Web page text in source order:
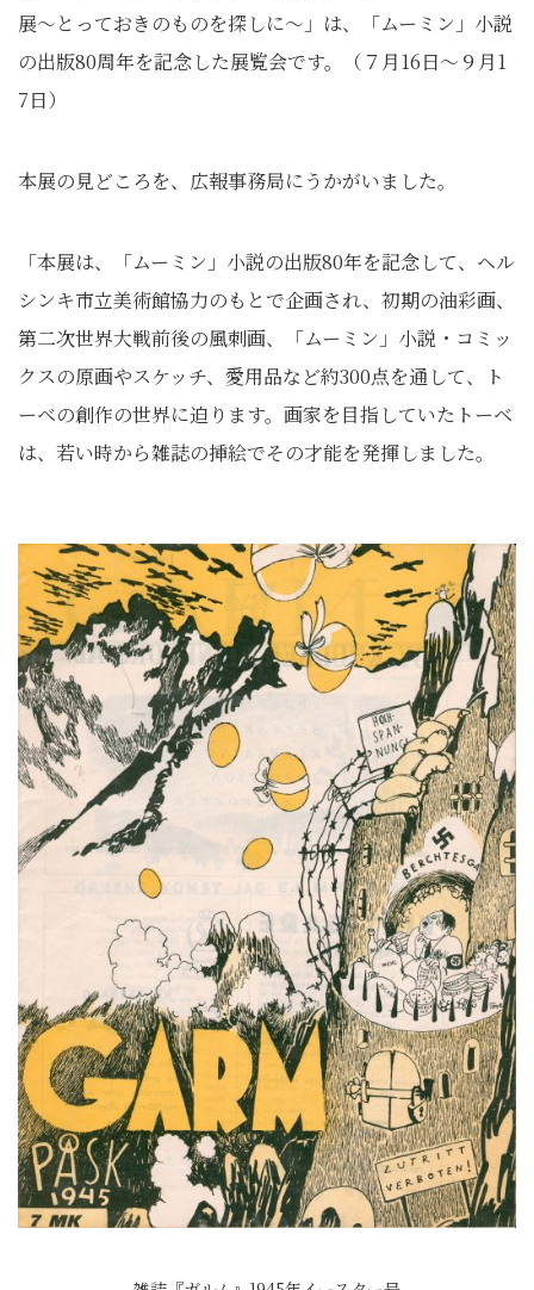
展～とっておきのものを探しに～」は、「ムーミン」小説
の出版80周年を記念した展覧会です。（７月16日～９月1
7日）
本展の見どころを、広報事務局にうかがいました。
「本展は、「ムーミン」小説の出版80年を記念して、ヘル
シンキ市立美術館協力のもとで企画され、初期の油彩画、
第二次世界大戦前後の風刺画、「ムーミン」小説・コミッ
クスの原画やスケッチ、愛用品など約300点を通して、ト
ーベの創作の世界に迫ります。画家を目指していたトーベ
は、若い時から雑誌の挿絵でその才能を発揮しました。